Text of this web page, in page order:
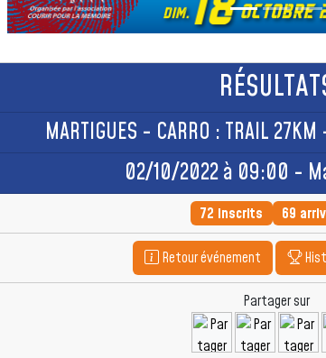
MARTIGUES - CARRO : TRAIL
02/10/2022 à 09:00 -
72 inscrits 69
Retour événement
Partager sur